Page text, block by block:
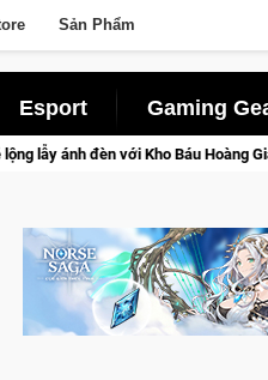
Sản Phẩm
Esport Gaming
Báu Hoàng Gia Sapphire Neon